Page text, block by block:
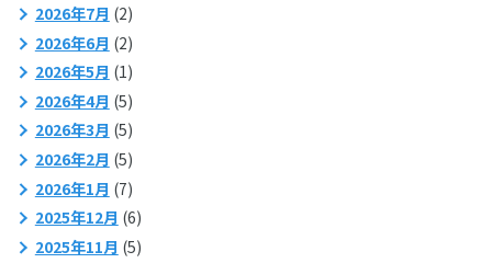
2026年7月 (2)
2026年6月 (2)
2026年5月 (1)
2026年4月 (5)
2026年3月 (5)
2026年2月 (5)
2026年1月 (7)
2025年12月 (6)
2025年11月 (5)